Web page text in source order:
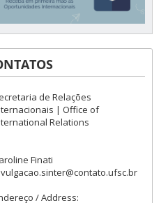
de Relações
| Office of
Relations
Finati
/ Address: